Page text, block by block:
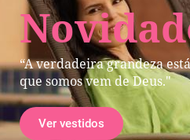
“A verdadeira grandeza
que somos vem de Deus."
Ver vestidos